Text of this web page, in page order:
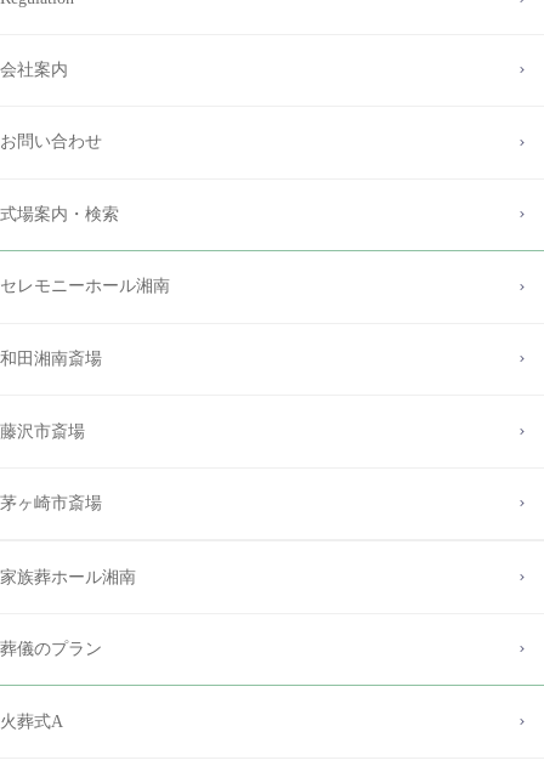
会社案内
お問い合わせ
式場案内・検索
セレモニーホール湘南
和田湘南斎場
藤沢市斎場
茅ヶ崎市斎場
家族葬ホール湘南
葬儀のプラン
火葬式A